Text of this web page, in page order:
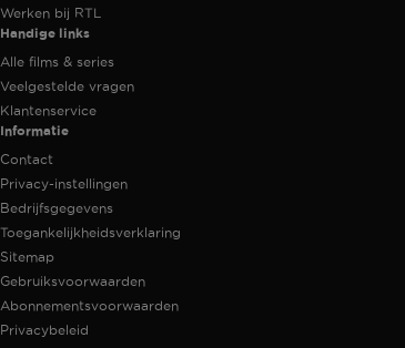
Werken bij RTL
Handige links
Alle films & series
Veelgestelde vragen
Klantenservice
Informatie
Contact
Privacy-instellingen
Bedrijfsgegevens
Toegankelijkheidsverklaring
Sitemap
Gebruiksvoorwaarden
Abonnementsvoorwaarden
Privacybeleid